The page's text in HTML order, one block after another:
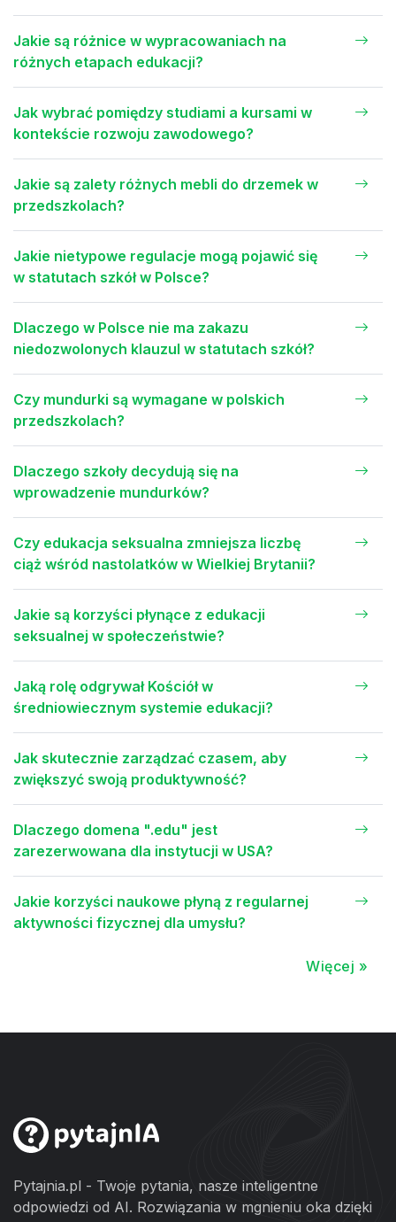
Jakie są różnice w wypracowaniach na
różnych etapach edukacji?
Jak wybrać pomiędzy studiami a kursami w
kontekście rozwoju zawodowego?
Jakie są zalety różnych mebli do drzemek w
przedszkolach?
Jakie nietypowe regulacje mogą pojawić się
w statutach szkół w Polsce?
Dlaczego w Polsce nie ma zakazu
niedozwolonych klauzul w statutach szkół?
Czy mundurki są wymagane w polskich
przedszkolach?
Dlaczego szkoły decydują się na
wprowadzenie mundurków?
Czy edukacja seksualna zmniejsza liczbę
ciąż wśród nastolatków w Wielkiej Brytanii?
Jakie są korzyści płynące z edukacji
seksualnej w społeczeństwie?
Jaką rolę odgrywał Kościół w
średniowiecznym systemie edukacji?
Jak skutecznie zarządzać czasem, aby
zwiększyć swoją produktywność?
Dlaczego domena ".edu" jest
zarezerwowana dla instytucji w USA?
Jakie korzyści naukowe płyną z regularnej
aktywności fizycznej dla umysłu?
Więcej »
Pytajnia.pl - Twoje pytania, nasze inteligentne
odpowiedzi od AI. Rozwiązania w mgnieniu oka dzięki